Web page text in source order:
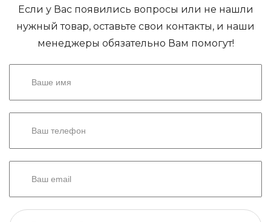
Если у Вас появились вопросы или не нашли
нужный товар, оставьте свои контакты, и наши
менеджеры обязательно Вам помогут!